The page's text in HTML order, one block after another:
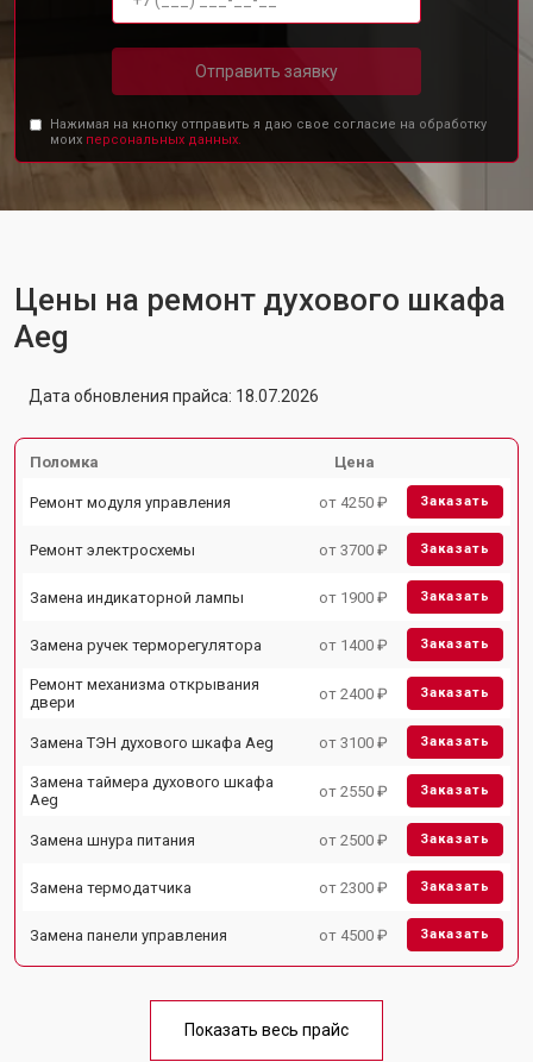
Отправить заявку
Нажимая на кнопку отправить я даю свое согласие на обработку
моих персональных данных.
Цены на ремонт духового шкафа
Aeg
Дата обновления прайса: 18.07.2026
Поломка Цена
Ремонт модуля управления от 4250 ₽ Заказать
Ремонт электросхемы от 3700 ₽ Заказать
Замена индикаторной лампы от 1900 ₽ Заказать
Замена ручек терморегулятора от 1400 ₽ Заказать
Ремонт механизма открывания
двери
от 2400 ₽ Заказать
Замена ТЭН духового шкафа Aeg от 3100 ₽ Заказать
Замена таймера духового шкафа
Aeg
от 2550 ₽ Заказать
Замена шнура питания от 2500 ₽ Заказать
Замена термодатчика от 2300 ₽ Заказать
Замена панели управления от 4500 ₽ Заказать
Показать весь прайс